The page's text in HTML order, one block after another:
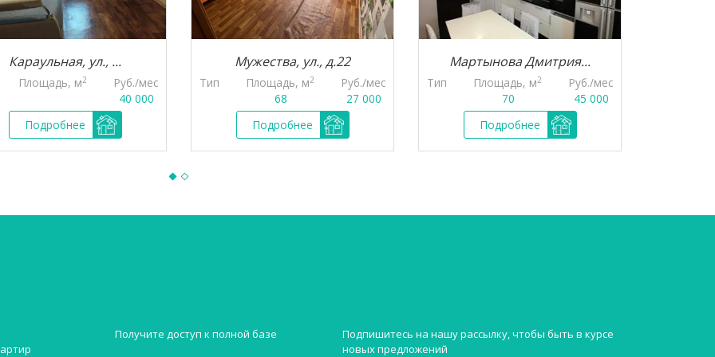
Караульная, ул., ...
Площадь, м2
Руб./мес
40 000
Подробнее
Мужества, ул., д.22
Тип Площадь, м2
68
Руб./мес
27 000
Подробнее
Мартынова Дмитрия...
Тип Площадь, м2
70
Руб./мес
45 000
Подробнее
Получите доступ к полной базе
Подпишитесь на нашу рассылку, чтобы быть в курсе
новых предложений